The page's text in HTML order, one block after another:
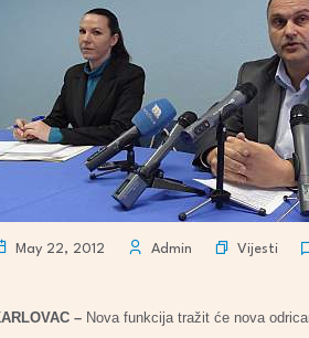
May 22, 2012 Admin Vijesti
– Nova funkcija tražit će nova